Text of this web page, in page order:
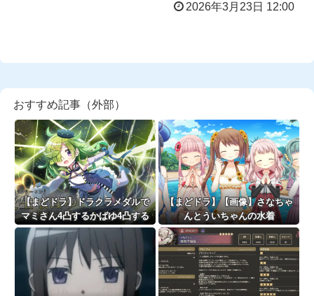
2026年3月23日 12:00
おすすめ記事（外部）
【まどドラ】ドラクラメダルで
マミさん4凸するかばゆ4凸する
か待機するか迷う
【まどドラ】【画像】さなちゃ
んとういちゃんの水着
は……？？？？